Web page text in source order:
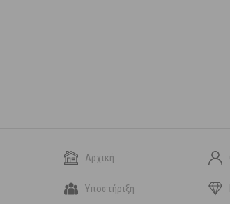
Αρχική
Υποστήριξη